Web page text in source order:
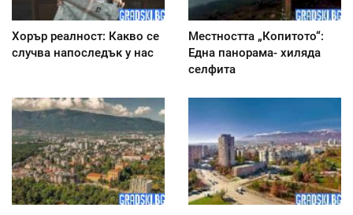
Хорър реалност: Какво се
случва напоследък у нас
Местността „Копитото“:
Една панорама- хиляда
селфита